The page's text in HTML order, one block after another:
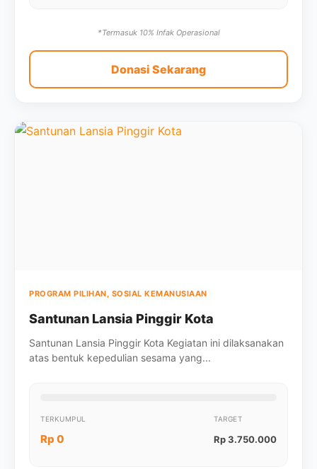
*Termasuk 10% Infak Operasional
Donasi Sekarang
PROGRAM PILIHAN, SOSIAL KEMANUSIAAN
Santunan Lansia Pinggir Kota
Santunan Lansia Pinggir Kota Kegiatan ini dilaksanakan
atas bentuk kepedulian sesama yang...
TERKUMPUL
Rp 0
TARGET
Rp 3.750.000